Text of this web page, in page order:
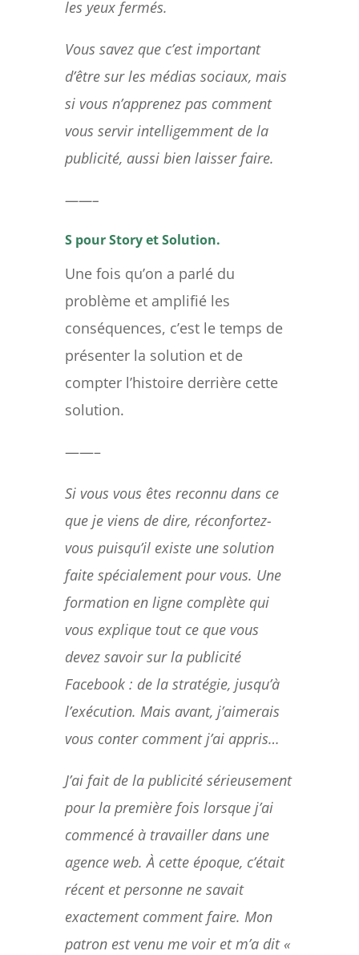
les yeux fermés.
Vous savez que c’est important
d’être sur les médias sociaux, mais
si vous n’apprenez pas comment
vous servir intelligemment de la
publicité, aussi bien laisser faire.
——–
S pour Story et Solution.
Une fois qu’on a parlé du
problème et amplifié les
conséquences, c’est le temps de
présenter la solution et de
compter l’histoire derrière cette
solution.
——–
Si vous vous êtes reconnu dans ce
que je viens de dire, réconfortez-
vous puisqu’il existe une solution
faite spécialement pour vous. Une
formation en ligne complète qui
vous explique tout ce que vous
devez savoir sur la publicité
Facebook : de la stratégie, jusqu’à
l’exécution. Mais avant, j’aimerais
vous conter comment j’ai appris…
J’ai fait de la publicité sérieusement
pour la première fois lorsque j’ai
commencé à travailler dans une
agence web. À cette époque, c’était
récent et personne ne savait
exactement comment faire. Mon
patron est venu me voir et m’a dit «